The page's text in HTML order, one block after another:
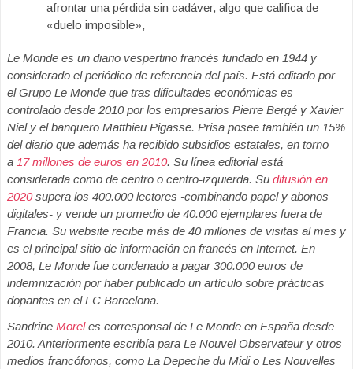
afrontar una pérdida sin cadáver, algo que califica de
«duelo imposible»,
Le Monde es un diario vespertino francés fundado en 1944 y
considerado el periódico de referencia del país. Está editado por
el Grupo Le Monde que tras dificultades económicas es
controlado desde 2010 por los empresarios Pierre Bergé y Xavier
Niely el banquero Matthieu Pigasse. Prisa posee también un 15%
del diario que además ha recibido subsidios estatales, en torno
a 17 millones de euros en 2010. Su línea editorial está
considerada como de centro o centro-izquierda. Su difusión en
2020supera los 400.000 lectores -combinando papel y abonos
digitales- y vende un promedio de 40.000 ejemplares fuera de
Francia. Su website recibe más de 40 millones de visitas al mes y
es el principal sitio de información en francés en Internet. En
2008, Le Monde fue condenado a pagar 300.000 euros de
indemnización por haber publicado un artículo sobre prácticas
dopantes en el FC Barcelona.
Sandrine Moreles corresponsal de Le Monde en España desde
2010. Anteriormente escribía para Le Nouvel Observateur y otros
medios francófonos, como La Depeche du Midi o Les Nouvelles